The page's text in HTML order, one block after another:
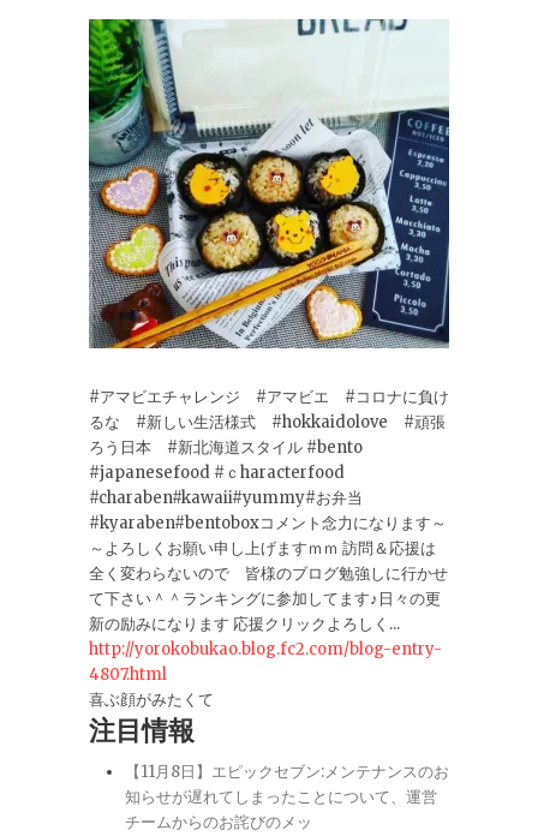
#アマビエチャレンジ #アマビエ #コロナに負け
るな #新しい生活様式 #hokkaidolove #頑張
ろう日本 #新北海道スタイル #bento
#japanesefood #ｃharacterfood
#charaben#kawaii#yummy#お弁当
#kyaraben#bentoboxコメント念力になります～
～よろしくお願い申し上げますｍｍ 訪問＆応援は
全く変わらないので 皆様のブログ勉強しに行かせ
て下さい＾＾ランキングに参加してます♪日々の更
新の励みになります 応援クリックよろしく...
http://yorokobukao.blog.fc2.com/blog-entry-
4807.html
喜ぶ顔がみたくて
注目情報
【11月8日】エピックセブン:メンテナンスのお
知らせが遅れてしまったことについて、運営
チームからのお詫びのメッ